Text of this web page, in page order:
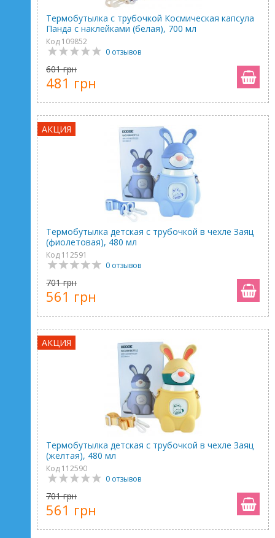
Термобутылка с трубочкой Космическая капсула
Панда с наклейками (белая), 700 мл
Код 109852
0 отзывов
601 грн
481 грн
АКЦИЯ
Термобутылка детская с трубочкой в чехле Заяц
(фиолетовая), 480 мл
Код 112591
0 отзывов
701 грн
561 грн
АКЦИЯ
Термобутылка детская с трубочкой в чехле Заяц
(желтая), 480 мл
Код 112590
0 отзывов
701 грн
561 грн